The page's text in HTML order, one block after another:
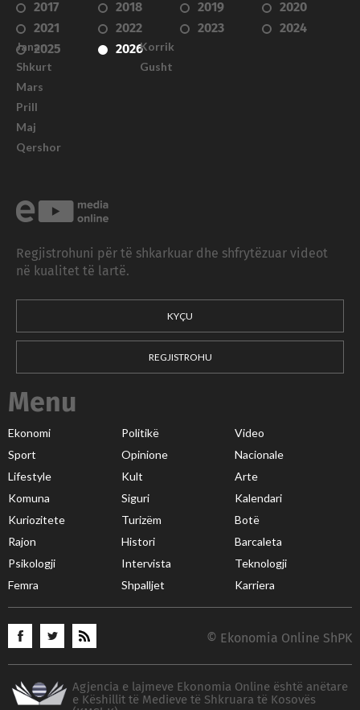
2017 2018 2019
2020
2021
2022 2023
2024
2025
2026
Janar
Shkurt
Mars
Prill
Maj
Qershor
Korrik
Gusht
Regjistrohuni për të shkarkuar dhe shfrytëzuar videot
në kualitet të lartë.
KYÇU
REGJISTROHU
Menu
Ekonomi Politikë
Video
Sport
Opinione
Nacionale
Lifestyle
Kult
Arte
Komuna
Siguri
Kalendari
Kuriozitete
Turizëm
Botë
Rajon
Histori
Barcaleta
Psikologji
Intervista
Teknologji
Femra
Shpalljet Karriera
© Ekonomia Online ShPK
Agjencia e lajmeve Ekonomia Online është anëtare
e Këshillit të Medieve të Shkruara të Kosovës